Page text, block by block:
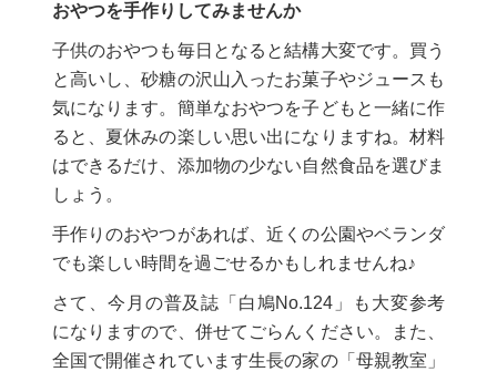
おやつを手作りしてみませんか
子供のおやつも毎日となると結構大変です。買う
と高いし、砂糖の沢山入ったお菓子やジュースも
気になります。簡単なおやつを子どもと一緒に作
ると、夏休みの楽しい思い出になりますね。材料
はできるだけ、添加物の少ない自然食品を選びま
しょう。
手作りのおやつがあれば、近くの公園やベランダ
でも楽しい時間を過ごせるかもしれませんね♪
さて、今月の普及誌「白鳩No.124」も大変参考
になりますので、併せてごらんください。また、
全国で開催されています生長の家の「母親教室」